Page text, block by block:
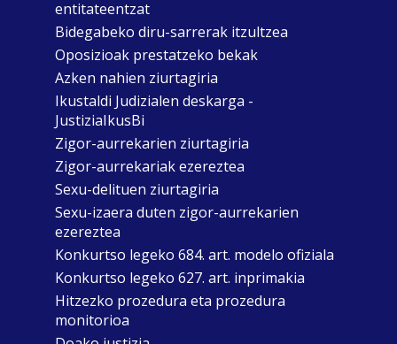
entitateentzat
Bidegabeko diru-sarrerak itzultzea
Oposizioak prestatzeko bekak
Azken nahien ziurtagiria
Ikustaldi Judizialen deskarga -
JustiziaIkusBi
Zigor-aurrekarien ziurtagiria
Zigor-aurrekariak ezereztea
Sexu-delituen ziurtagiria
Sexu-izaera duten zigor-aurrekarien
ezereztea
Konkurtso legeko 684. art. modelo ofiziala
Konkurtso legeko 627. art. inprimakia
Hitzezko prozedura eta prozedura
monitorioa